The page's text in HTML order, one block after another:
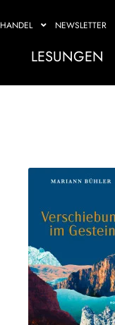
HANDEL NEWSLETTER
LESUNGEN